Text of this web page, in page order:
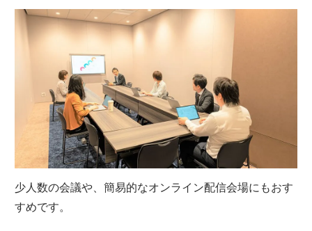
少人数の会議や、簡易的なオンライン配信会場にもおす
すめです。